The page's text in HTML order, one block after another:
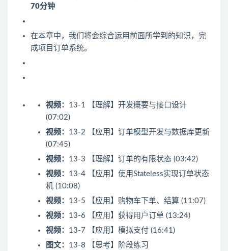
70分钟
在本章中，我们将会综合运用前面所学到的知识，完
成项目订单系统。
视频： 13-1 【理解】开发概要与接口设计
(07:02)
视频： 13-2 【应用】订单模型开发与数据库更新
(07:45)
视频： 13-3 【理解】订单的有限状态 (03:42)
视频： 13-4 【应用】使用Stateless实现订单状态
机 (10:08)
视频： 13-5 【应用】购物车下单、结算 (11:07)
视频： 13-6 【应用】获得用户订单 (13:24)
视频： 13-7 【应用】模拟支付 (16:41)
图文： 13-8 【思考】阶段练习